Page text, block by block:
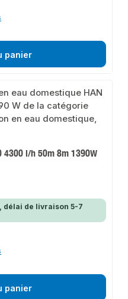
panier
4300 l/h 50m 8m 1390W
délai de livraison 5-7
panier